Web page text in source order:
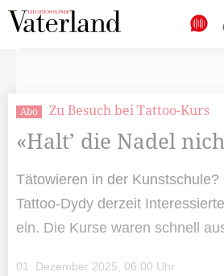
Abo Zu Besuch bei Tattoo-Kurs
«Halt’ die Nadel
Tätowieren in der
Tattoo-Dydy derzeit
ein. Die Kurse waren schnell
01. Dezember 2025, 06:00 Uhr